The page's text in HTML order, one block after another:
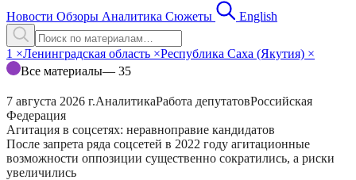
Новости Обзоры Аналитика Сюжеты English
1 ×Ленинградская область ×Республика Саха (Якутия) ×
Все материалы— 35
7 августа 2026 г.АналитикаРабота депутатовРоссийская
Федерация
Агитация в соцсетях: неравноправие кандидатов
После запрета ряда соцсетей в 2022 году агитационные
возможности оппозиции существенно сократились, а риски
увеличились